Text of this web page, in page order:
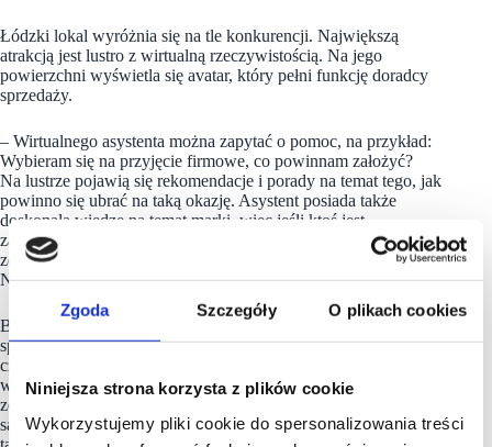
Zgoda Szczegóły O plikach cookies
Niniejsza strona korzysta z plików cookie
Wykorzystujemy pliki cookie do spersonalizowania treści
Łódzki lokal wyróżnia się na tle konkurencji. Największą
atrakcją jest lustro z wirtualną rzeczywistością. Na jego
powierzchni wyświetla się avatar, który pełni funkcję doradcy
sprzedaży.
– Wirtualnego asystenta można zapytać o pomoc, na przykład:
Wybieram się na przyjęcie firmowe, co powinnam założyć?
Na lustrze pojawią się rekomendacje i porady na temat tego, jak
powinno się ubrać na taką okazję. Asystent posiada także
doskonałą wiedzę na temat marki, więc jeśli ktoś jest
zainteresowany historią naszego brandu, jego ciekawość
zostanie zaspokojona – mówi Magdalena Klemba, manager
NAOKO w Manufakturze.
Butik NAOKO zajmuje łącznie 240 mkw powierzchni, a sala
sprzedażowa 198. Wnętrze utrzymane jest w stonowanych,
czarno-białych kolorach. To sprawia, że kolorowe ubrania,
wyróżniają się i zachwycają swoimi barwami. Na jednej
ze ścian umieszczono także ogromny ekran, gdzie wyświetlane
są filmy promujące najnowsze kolekcje. W butiku znajduje się